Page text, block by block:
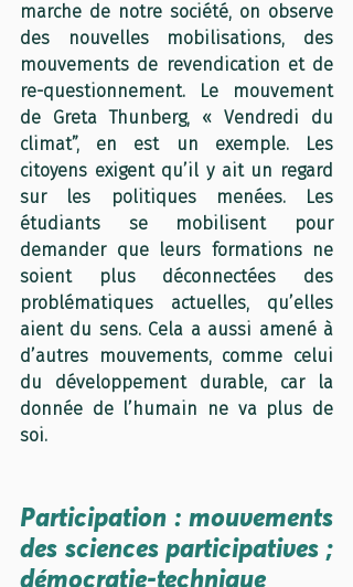
marche de notre société, on observe
des nouvelles mobilisations, des
mouvements de revendication et de
re-questionnement. Le mouvement
de Greta Thunberg, « Vendredi du
climat”, en est un exemple. Les
citoyens exigent qu’il y ait un regard
sur les politiques menées. Les
étudiants se mobilisent pour
demander que leurs formations ne
soient plus déconnectées des
problématiques actuelles, qu’elles
aient du sens. Cela a aussi amené à
d’autres mouvements, comme celui
du développement durable, car la
donnée de l’humain ne va plus de
soi.
Participation : mouvements
des sciences participatives ;
démocratie-technique